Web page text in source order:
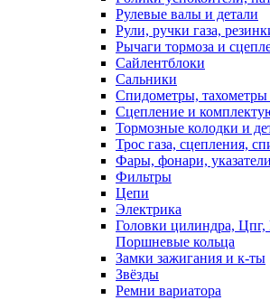
Рулевые валы и детали
Рули, ручки газа,
Рычаги тормоза и
Сайлентблоки
Сальники
Спидометры,
Сцепление и
Тормозные колодки и
Трос газа, сцепления,
Фары, фонари,
Фильтры
Цепи
Электрика
Головки цилиндра,
Поршневые кольца
Замки зажигания и к-ты
Звёзды
Ремни вариатора